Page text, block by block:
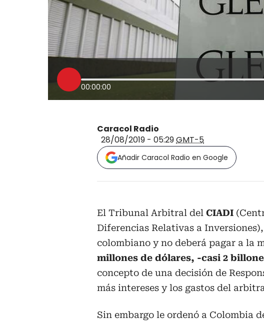
00:00:00
Caracol Radio
28/08/2019 - 05:29GMT-5
Añadir Caracol Radio en Google
El Tribunal Arbitral del CIADI
Diferencias Relativas a
colombiano y no deberá pagar a la
millones de dólares, -casi 2
concepto de una decisión de
más intereses y los gastos del
Sin embargo le ordenó a Colombia